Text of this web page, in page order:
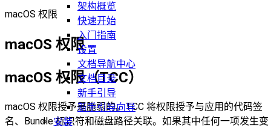
架构概览
快速开始
入门指南
设置
文档导航中心
文档目录
新手引导
新手引导向导
安装
macOS 权限
macOS 权限
macOS 权限（TCC）
macOS 权限授予是脆弱的。TCC 将权限授予与应用的代码签
名、Bundle 标识符和磁盘路径关联。如果其中任何一项发生变